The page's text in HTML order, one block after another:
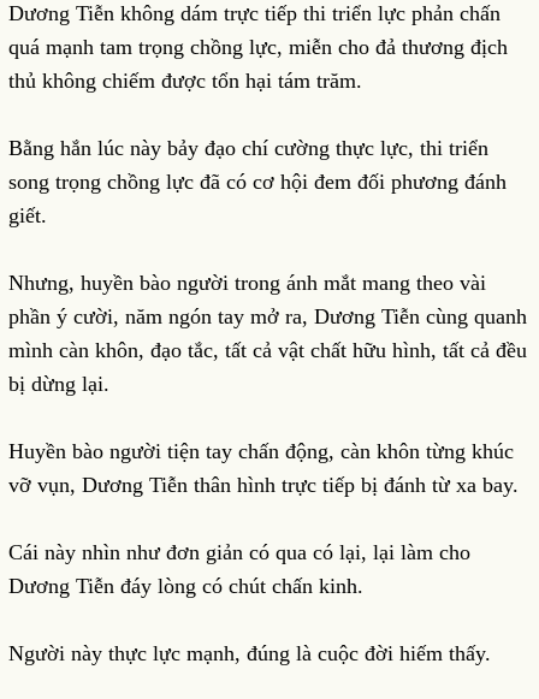
Dương Tiễn không dám trực tiếp thi triển lực phản chấn
quá mạnh tam trọng chồng lực, miễn cho đả thương địch
thủ không chiếm được tổn hại tám trăm.
Bằng hắn lúc này bảy đạo chí cường thực lực, thi triển
song trọng chồng lực đã có cơ hội đem đối phương đánh
giết.
Nhưng, huyền bào người trong ánh mắt mang theo vài
phần ý cười, năm ngón tay mở ra, Dương Tiễn cùng quanh
mình càn khôn, đạo tắc, tất cả vật chất hữu hình, tất cả đều
bị dừng lại.
Huyền bào người tiện tay chấn động, càn khôn từng khúc
vỡ vụn, Dương Tiễn thân hình trực tiếp bị đánh từ xa bay.
Cái này nhìn như đơn giản có qua có lại, lại làm cho
Dương Tiễn đáy lòng có chút chấn kinh.
Người này thực lực mạnh, đúng là cuộc đời hiếm thấy.